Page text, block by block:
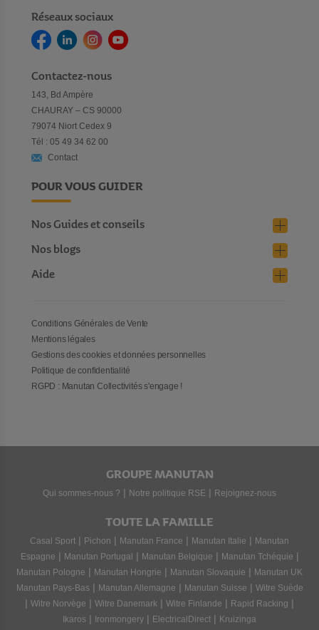
Réseaux sociaux
Contactez-nous
143, Bd Ampère
CHAURAY – CS 90000
79074 Niort Cedex 9
Tél : 05 49 34 62 00
Contact
POUR VOUS GUIDER
Nos Guides et conseils
Nos blogs
Aide
Conditions Générales de Vente
Mentions légales
Gestions des cookies et données personnelles
Politique de confidentialité
RGPD : Manutan Collectivités s'engage !
GROUPE MANUTAN
Qui sommes-nous ? | Notre politique RSE | Rejoignez-nous
TOUTE LA FAMILLE
Casal Sport | Pichon | Manutan France | Manutan Italie | Manutan
Espagne | Manutan Portugal | Manutan Belgique | Manutan Tchéquie |
Manutan Pologne | Manutan Hongrie | Manutan Slovaquie | Manutan UK
Manutan Pays-Bas | Manutan Allemagne | Manutan Suisse | Witre Suède
| Witre Norvège | Witre Danemark | Witre Finlande | Rapid Racking |
Ikaros | Ironmongery | ElectricalDirect | Kruizinga